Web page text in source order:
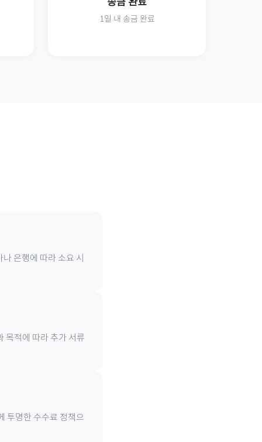
1일 내 송금 완료
은행에 따라 소요 시
목적에 따라 추가 서류
투명한 수수료 정책으